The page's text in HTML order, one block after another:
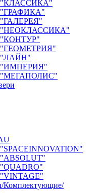
"КЛАССИКА"
"ГРАФИКА"
"ГАЛЕРЕЯ"
"НЕОКЛАССИКА"
"КОНТУР"
"ГЕОМЕТРИЯ"
"ЛАЙН"
"ИМПЕРИЯ"
"МЕГАПОЛИС"
"ABSOLUT"
"QUADRO"
"VINTAGE"
Комплектующие/